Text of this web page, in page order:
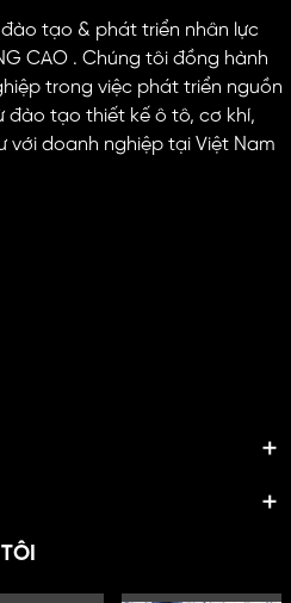
tạo & phát triển nhân lực
CAO . Chúng tôi đồng hành
trong việc phát triển nguồn
đào tạo thiết kế ô tô, cơ khí,
với doanh nghiệp tại Việt Nam